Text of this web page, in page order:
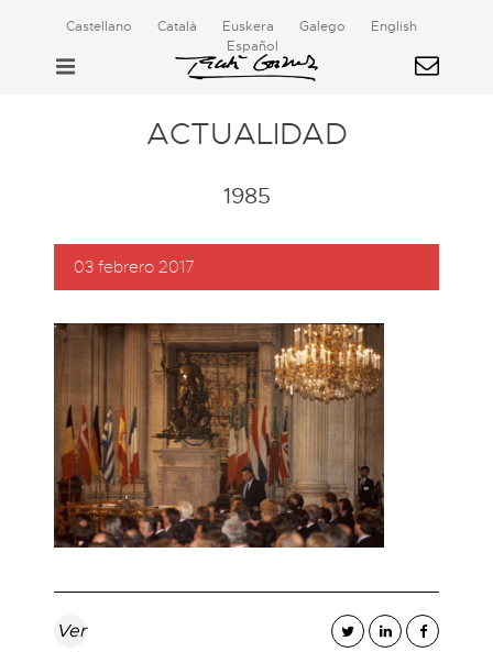
Castellano Català Euskera Galego
English
Español
ACTUALIDAD
1985
03 febrero 2017
Ver